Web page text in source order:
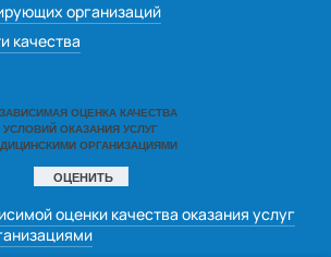
организаций
качества
оценки качества оказания услуг